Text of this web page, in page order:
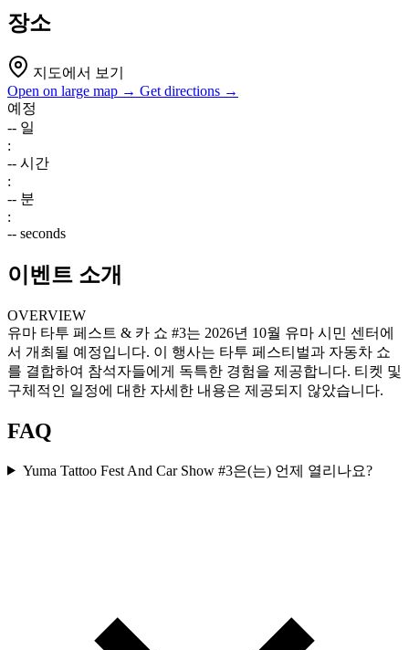
장소
지도에서 보기
Open on large map → Get directions →
예정
-- 일
:
-- 시간
:
-- 분
:
-- seconds
이벤트 소개
OVERVIEW
유마 타투 페스트 & 카 쇼 #3는 2026년 10월 유마 시민 센터에
서 개최될 예정입니다. 이 행사는 타투 페스티벌과 자동차 쇼
를 결합하여 참석자들에게 독특한 경험을 제공합니다. 티켓 및
구체적인 일정에 대한 자세한 내용은 제공되지 않았습니다.
FAQ
Yuma Tattoo Fest And Car Show #3은(는) 언제 열리나요?